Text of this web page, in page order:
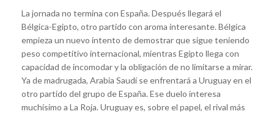
La jornada no termina con España. Después llegará el
Bélgica-Egipto, otro partido con aroma interesante. Bélgica
empieza un nuevo intento de demostrar que sigue teniendo
peso competitivo internacional, mientras Egipto llega con
capacidad de incomodar y la obligación de no limitarse a mirar.
Ya de madrugada, Arabia Saudí se enfrentará a Uruguay en el
otro partido del grupo de España. Ese duelo interesa
muchísimo a La Roja. Uruguay es, sobre el papel, el rival más